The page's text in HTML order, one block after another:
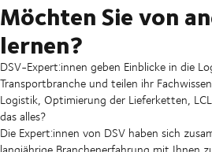
Möchten Sie von
lernen?
DSV-Expert:innen geben Einblicke in die
Transportbranche und teilen ihr
Logistik, Optimierung der Lieferketten,
das alles?
Die Expert:innen von DSV haben sich